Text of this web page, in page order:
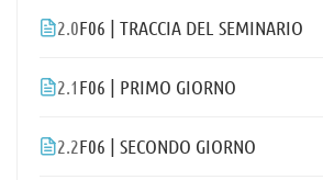
2.0F06 | TRACCIA DEL SEMINARIO
2.1F06 | PRIMO GIORNO
2.2F06 | SECONDO GIORNO